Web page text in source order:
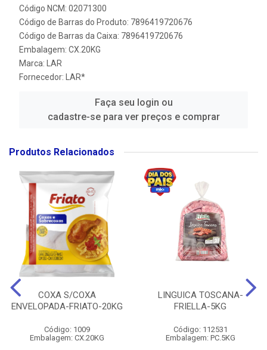
Código NCM: 02071300
Código de Barras do Produto: 7896419720676
Código de Barras da Caixa: 7896419720676
Embalagem: CX.20KG
Marca:
LAR
Fornecedor:
LAR*
Faça seu login ou
cadastre-se para ver preços e comprar
Produtos Relacionados
COXA S/COXA
ENVELOPADA-FRIATO-20KG
Código: 1009
Embalagem: CX.20KG
LINGUICA TOSCANA-
FRIELLA-5KG
Código: 112531
Embalagem: PC.5KG